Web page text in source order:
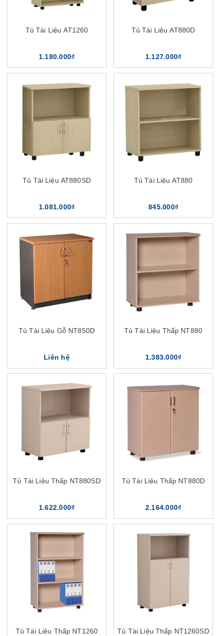
Tủ Tài Liệu AT1260
1.180.000₫
Tủ Tài Liệu AT880D
1.127.000₫
Tủ Tài Liệu AT880SD
1.081.000₫
Tủ Tài Liệu AT880
845.000₫
Tủ Tài Liệu Gỗ NT850D
Liên hệ
Tủ Tài Liệu Thấp NT880
1.383.000₫
Tủ Tài Liệu Thấp NT880SD
1.622.000₫
Tủ Tài Liệu Thấp NT880D
2.164.000₫
Tủ Tài Liệu Thấp NT1260 Tủ Tài Liệu Thấp NT1260SD